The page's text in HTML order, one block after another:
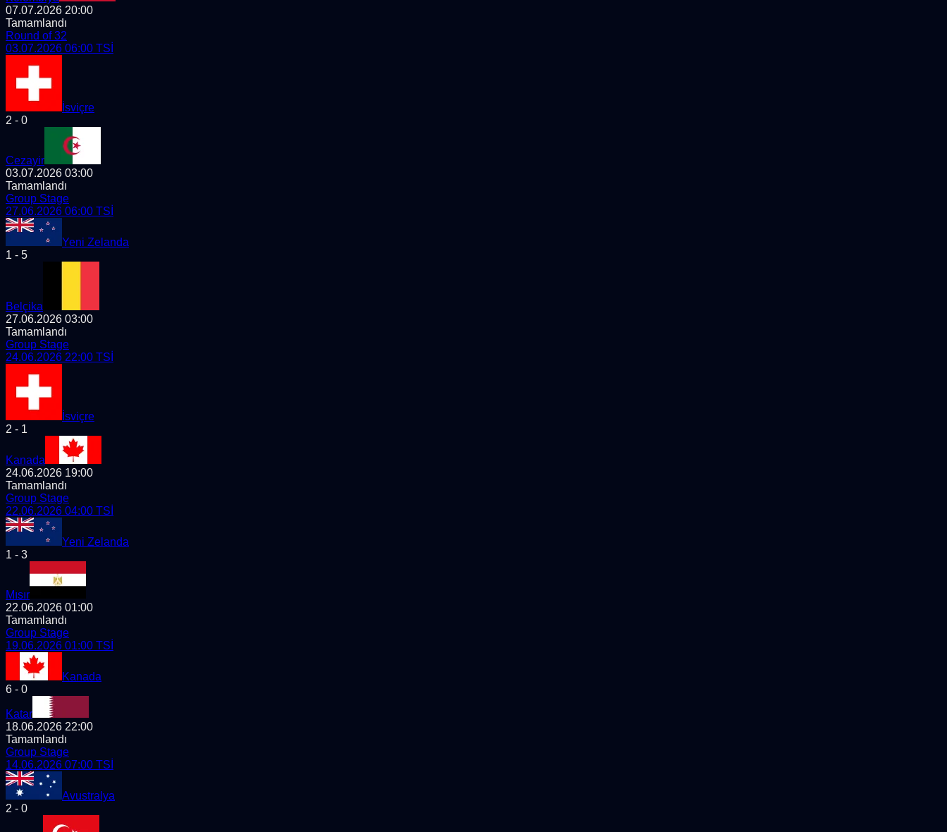
07.07.2026 20:00
Tamamlandı
Round of 32
03.07.2026 06:00 TSİ
İsviçre
2 - 0
Cezayir
03.07.2026 03:00
Tamamlandı
Group Stage
27.06.2026 06:00 TSİ
Yeni Zelanda
1 - 5
Belçika
27.06.2026 03:00
Tamamlandı
Group Stage
24.06.2026 22:00 TSİ
İsviçre
2 - 1
Kanada
24.06.2026 19:00
Tamamlandı
Group Stage
22.06.2026 04:00 TSİ
Yeni Zelanda
1 - 3
Mısır
22.06.2026 01:00
Tamamlandı
Group Stage
19.06.2026 01:00 TSİ
Kanada
6 - 0
Katar
18.06.2026 22:00
Tamamlandı
Group Stage
14.06.2026 07:00 TSİ
Avustralya
2 - 0